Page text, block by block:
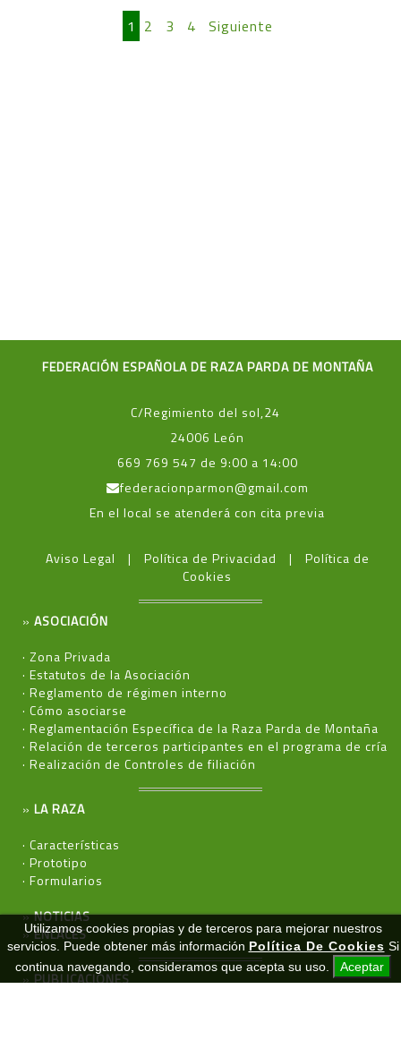
1 2 3 4 Siguiente
FEDERACIÓN ESPAÑOLA DE RAZA PARDA DE MONTAÑA
C/Regimiento del sol,24
24006 León
669 769 547 de 9:00 a 14:00
federacionparmon@gmail.com
En el local se atenderá con cita previa
Aviso Legal Política de Privacidad
Política de
Cookies
» ASOCIACIÓN
· Zona Privada
· Estatutos de la Asociación
· Reglamento de régimen interno
· Cómo asociarse
· Reglamentación Específica de la Raza Parda de Montaña
· Relación de terceros participantes en el programa de cría
· Realización de Controles de filiación
» LA RAZA
· Características
· Prototipo
· Formularios
»NOTICIAS
»ENLACES
»PUBLICACIONES
Utilizamos cookies propias y de terceros para mejorar nuestros
servicios. Puede obtener más información Política De Cookies Si
continua navegando, consideramos que acepta su uso.
Aceptar